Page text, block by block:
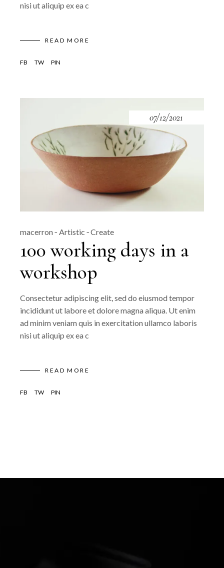
nisi ut aliquip ex ea c
READ MORE
FB TW PIN
07/12/2021
macerron Artistic Create
100 working days in a
workshop
Consectetur adipiscing elit, sed do eiusmod tempor
incididunt ut labore et dolore magna aliqua. Ut enim
ad minim veniam quis in exercitation ullamco laboris
nisi ut aliquip ex ea c
READ MORE
FB TW PIN